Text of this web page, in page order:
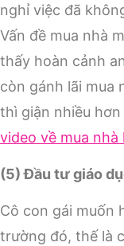
nghỉ việc đã
Vấn đề mua nhà
thấy hoàn cảnh
còn gánh lãi mua
thì giận nhiều
video về mua nhà
(5) Đầu tư giáo
Cô con gái muốn
trường đó, thế là